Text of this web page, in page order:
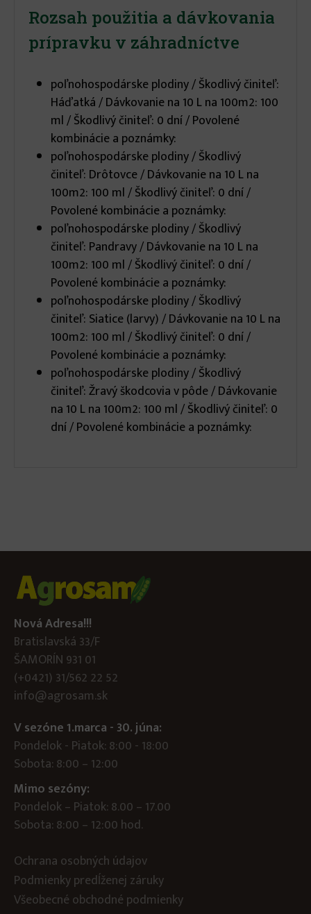
Rozsah použitia a dávkovania
prípravku v záhradníctve
poľnohospodárske plodiny / Škodlivý činiteľ:
Háďatká / Dávkovanie na 10 L na 100m2: 100
ml / Škodlivý činiteľ: 0 dní / Povolené
kombinácie a poznámky:
poľnohospodárske plodiny / Škodlivý
činiteľ: Drôtovce / Dávkovanie na 10 L na
100m2: 100 ml / Škodlivý činiteľ: 0 dní /
Povolené kombinácie a poznámky:
poľnohospodárske plodiny / Škodlivý
činiteľ: Pandravy / Dávkovanie na 10 L na
100m2: 100 ml / Škodlivý činiteľ: 0 dní /
Povolené kombinácie a poznámky:
poľnohospodárske plodiny / Škodlivý
činiteľ: Siatice (larvy) / Dávkovanie na 10 L na
100m2: 100 ml / Škodlivý činiteľ: 0 dní /
Povolené kombinácie a poznámky:
poľnohospodárske plodiny / Škodlivý
činiteľ: Žravý škodcovia v pôde / Dávkovanie
na 10 L na 100m2: 100 ml / Škodlivý činiteľ: 0
dní / Povolené kombinácie a poznámky:
Nová Adresa!!!
Bratislavská 33/F
ŠAMORÍN 931 01
(+0421) 31/562 22 52
info@agrosam.sk
V sezóne 1.marca - 30. júna:
Pondelok - Piatok: 8:00 - 18:00
Sobota: 8:00 – 12:00
Mimo sezóny:
Pondelok – Piatok: 8.00 – 17.00
Sobota: 8:00 – 12:00 hod.
Ochrana osobných údajov
Podmienky predĺženej záruky
Všeobecné obchodné podmienky